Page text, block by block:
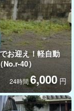
お迎え！軽自動
40）
24時間6,000 円